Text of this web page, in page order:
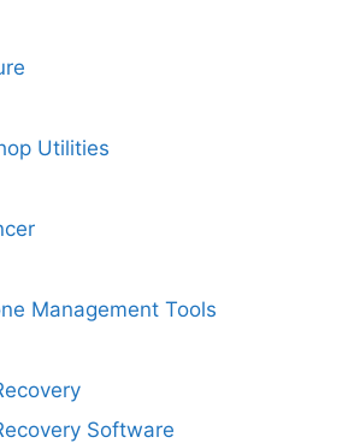
Utilities
Management Tools
Software